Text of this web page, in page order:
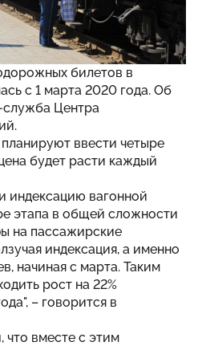
билетов в
с 1 марта 2020 года. Об
Центра
ввести четыре
будет расти каждый
индексацию вагонной
этапа в общей сложности
на пассажирские
индексация, а именно
начиная с марта. Таким
рост на 22%
– говорится в
что вместе с этим